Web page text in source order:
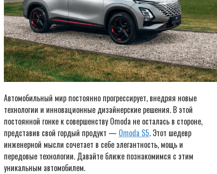
Автомобильный мир постоянно прогрессирует, внедряя новые
технологии и инновационные дизайнерские решения. В этой
постоянной гонке к совершенству Omoda не осталась в стороне,
представив свой гордый продукт — Omoda S5. Этот шедевр
инженерной мысли сочетает в себе элегантность, мощь и
передовые технологии. Давайте ближе познакомимся с этим
уникальным автомобилем.